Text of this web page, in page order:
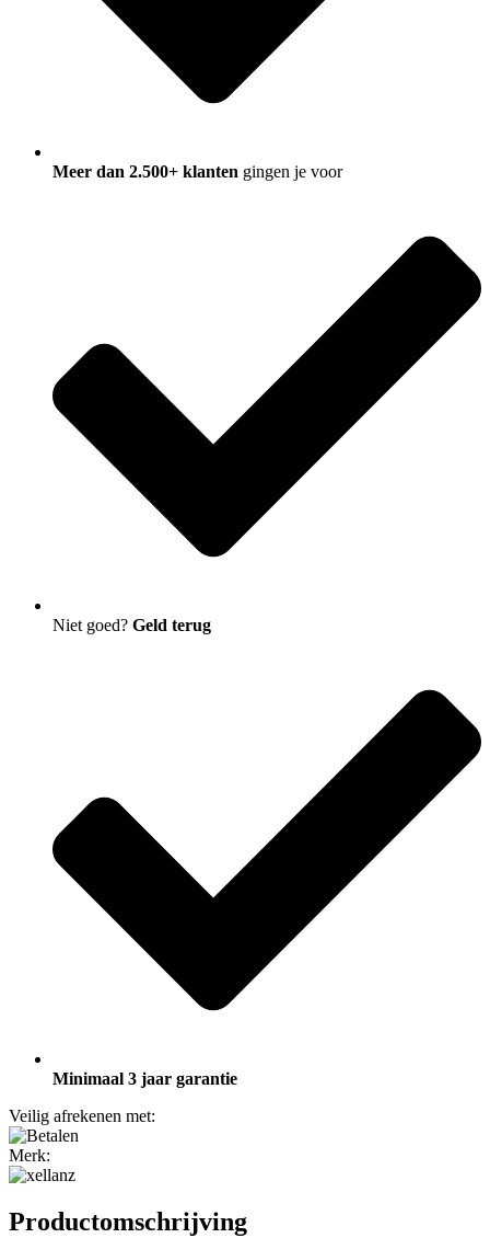
Meer dan 2.500+ klanten gingen je voor
Niet goed? Geld terug
Minimaal 3 jaar garantie
Veilig afrekenen met:
Merk:
Productomschrijving